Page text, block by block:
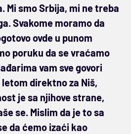
Mi smo Srbija, mi ne treba
Svakome moramo da
ovde u punom
poruku da se vraćamo
vam sve govori
direktno za Niš,
je sa njihove strane,
se. Mislim da je to sa
da ćemo izaći kao